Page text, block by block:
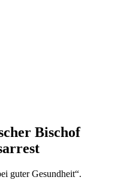
Bischof
guter Gesundheit“.